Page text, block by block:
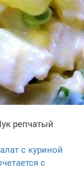
репчатый
с куриной
с